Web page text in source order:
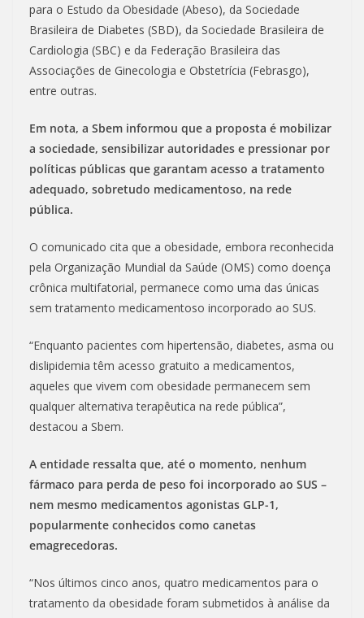
para o Estudo da Obesidade (Abeso), da Sociedade
Brasileira de Diabetes (SBD), da Sociedade Brasileira de
Cardiologia (SBC) e da Federação Brasileira das
Associações de Ginecologia e Obstetrícia (Febrasgo),
entre outras.
Em nota, a Sbem informou que a proposta é mobilizar
a sociedade, sensibilizar autoridades e pressionar por
políticas públicas que garantam acesso a tratamento
adequado, sobretudo medicamentoso, na rede
pública.
O comunicado cita que a obesidade, embora reconhecida
pela Organização Mundial da Saúde (OMS) como doença
crônica multifatorial, permanece como uma das únicas
sem tratamento medicamentoso incorporado ao SUS.
“Enquanto pacientes com hipertensão, diabetes, asma ou
dislipidemia têm acesso gratuito a medicamentos,
aqueles que vivem com obesidade permanecem sem
qualquer alternativa terapêutica na rede pública”,
destacou a Sbem.
A entidade ressalta que, até o momento, nenhum
fármaco para perda de peso foi incorporado ao SUS –
nem mesmo medicamentos agonistas GLP-1,
popularmente conhecidos como canetas
emagrecedoras.
“Nos últimos cinco anos, quatro medicamentos para o
tratamento da obesidade foram submetidos à análise da